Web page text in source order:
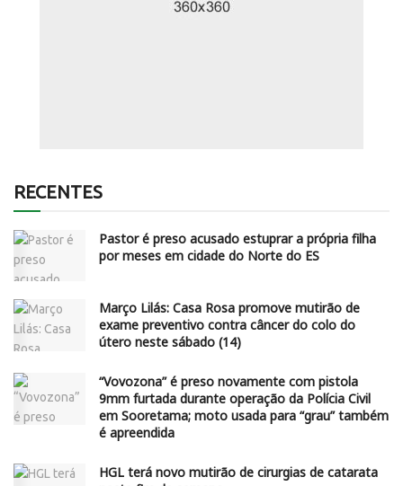
RECENTES
Pastor é preso acusado estuprar a própria filha
por meses em cidade do Norte do ES
Março Lilás: Casa Rosa promove mutirão de
exame preventivo contra câncer do colo do
útero neste sábado (14)
“Vovozona” é preso novamente com pistola
9mm furtada durante operação da Polícia Civil
em Sooretama; moto usada para “grau” também
é apreendida
HGL terá novo mutirão de cirurgias de catarata